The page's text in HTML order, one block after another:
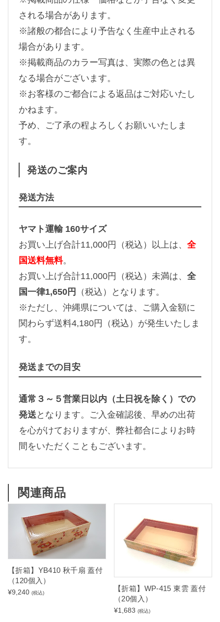
される場合があります。
※諸般の都合により予告なく生産中止される
場合があります。
※掲載商品のカラー写真は、実際の色とは異
なる場合がございます。
※お客様のご都合による返品はご対応いたし
かねます。
予め、ご了承の程よろしくお願いいたしま
す。
発送のご案内
発送方法
ヤマト運輸 160サイズ
お買い上げ合計11,000円（税込）以上は、 全
国送料無料。
お買い上げ合計11,000円（税込）未満は、 全
国一律1,650円
（税込）となります。
※ただし、沖縄県については、ご購入金額に
関わらず送料4,180円（税込）が発生いたしま
す。
発送までの目安
通常３～５営業日以内（土日祝を除く）での
発送 となります。ご入金確認後、早めの出荷
を心がけておりますが、弊社都合によりお時
間をいただくこともございます。
関連商品
【折箱】YB410 秋千扇 蓋付
（120個入）
¥9,240 (税込)
【折箱】WP-415 東雲 蓋付
（20個入）
¥1,683 (税込)